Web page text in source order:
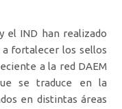
el IND han realizado
fortalecer los sellos
a la red DAEM
se traduce en la
en distintas áreas